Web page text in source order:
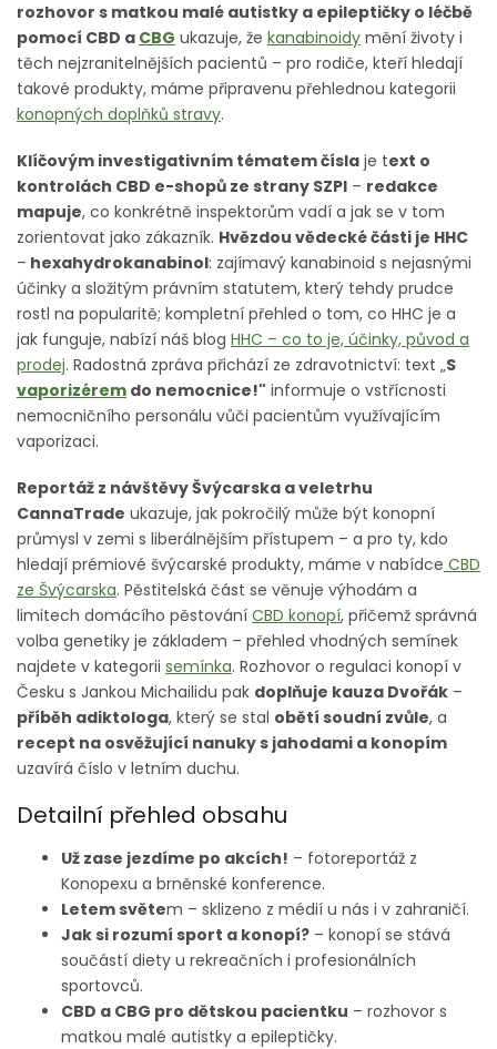
rozhovor s matkou malé autistky a epileptičky o léčbě
pomocí CBD a CBG ukazuje, že kanabinoidy mění životy i
těch nejzranitelnějších pacientů – pro rodiče, kteří hledají
takové produkty, máme připravenu přehlednou kategorii
konopných doplňků stravy.
Klíčovým investigativním tématem čísla je text o
kontrolách CBD e-shopů ze strany SZPI – redakce
mapuje, co konkrétně inspektorům vadí a jak se v tom
zorientovat jako zákazník. Hvězdou vědecké části je HHC
– hexahydrokanabinol: zajímavý kanabinoid s nejasnými
účinky a složitým právním statutem, který tehdy prudce
rostl na popularitě; kompletní přehled o tom, co HHC je a
jak funguje, nabízí náš blog HHC – co to je, účinky, původ a
prodej. Radostná zpráva přichází ze zdravotnictví: text „S
vaporizérem do nemocnice!" informuje o vstřícnosti
nemocničního personálu vůči pacientům využívajícím
vaporizaci.
Reportáž z návštěvy Švýcarska a veletrhu
CannaTrade ukazuje, jak pokročilý může být konopní
průmysl v zemi s liberálnějším přístupem – a pro ty, kdo
hledají prémiové švýcarské produkty, máme v nabídce CBD
ze Švýcarska. Pěstitelská část se věnuje výhodám a
limitech domácího pěstování CBD konopí, přičemž správná
volba genetiky je základem – přehled vhodných semínek
najdete v kategorii semínka. Rozhovor o regulaci konopí v
Česku s Jankou Michailidu pak doplňuje kauza Dvořák –
příběh adiktologa, který se stal obětí soudní zvůle, a
recept na osvěžující nanuky s jahodami a konopím
uzavírá číslo v letním duchu.
Detailní přehled obsahu
Už zase jezdíme po akcích! – fotoreportáž z
Konopexu a brněnské konference.
Letem světem – sklizeno z médií u nás i v zahraničí.
Jak si rozumí sport a konopí? – konopí se stává
součástí diety u rekreačních i profesionálních
sportovců.
CBD a CBG pro dětskou pacientku – rozhovor s
matkou malé autistky a epileptičky.